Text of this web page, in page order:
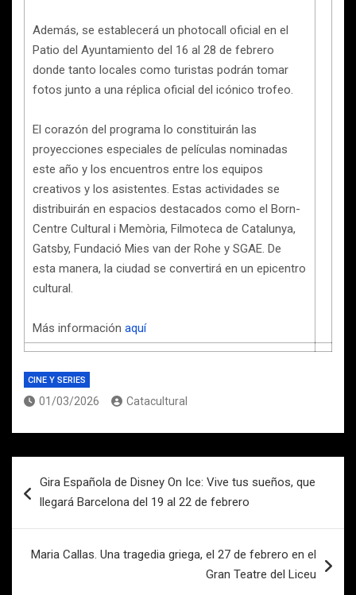
Además, se establecerá un photocall oficial en el
Patio del Ayuntamiento del 16 al 28 de febrero
donde tanto locales como turistas podrán tomar
fotos junto a una réplica oficial del icónico trofeo.
El corazón del programa lo constituirán las
proyecciones especiales de películas nominadas
este año y los encuentros entre los equipos
creativos y los asistentes. Estas actividades se
distribuirán en espacios destacados como el Born-
Centre Cultural i Memòria, Filmoteca de Catalunya,
Gatsby, Fundació Mies van der Rohe y SGAE. De
esta manera, la ciudad se convertirá en un epicentro
cultural.
Más información aquí
CINE Y SERIES
01/03/2026 Catacultural
de
Gira Española de Disney On Ice: Vive tus sueños, que
llegará Barcelona del 19 al 22 de febrero
Maria Callas. Una tragedia griega, el 27 de febrero en el
Gran Teatre del Liceu